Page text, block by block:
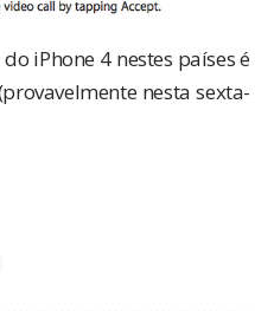
iPhone 4 nestes países é
nesta sexta-